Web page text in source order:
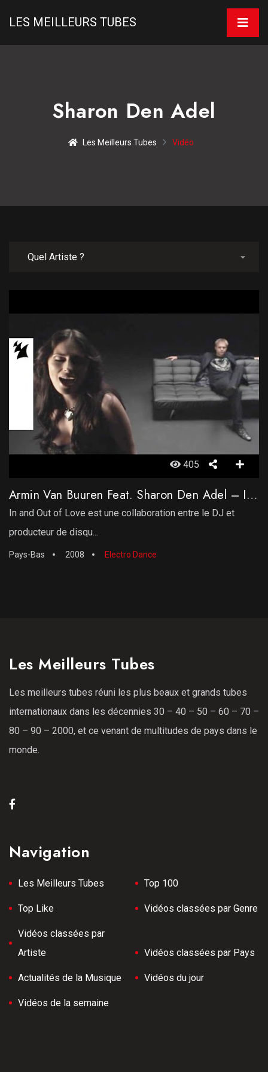
LES MEILLEURS TUBES
Sharon Den Adel
Les Meilleurs Tubes Vidéo
405
Armin Van Buuren Feat. Sharon Den Adel – In And Out Of Love
In and Out of Love est une collaboration entre le DJ et
producteur de disqu...
Pays-Bas 2008 Electro Dance
Les Meilleurs Tubes
Les meilleurs tubes réuni les plus beaux et grands tubes
internationaux dans les décennies 30 – 40 – 50 – 60 – 70 –
80 – 90 – 2000, et ce venant de multitudes de pays dans le
monde.
Navigation
Les Meilleurs Tubes Top 100
Top Like Vidéos classées par Genre
Vidéos classées par
Artiste
Vidéos classées par Pays
Actualités de la Musique Vidéos du jour
Vidéos de la semaine